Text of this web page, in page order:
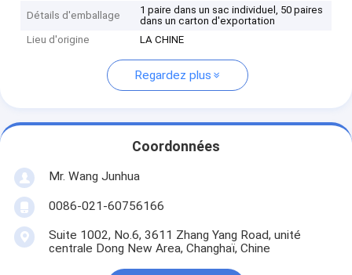
Détails d'emballage
1 paire dans un sac individuel, 50 paires
dans un carton d'exportation
Lieu d'origine
LA CHINE
Regardez plus
Coordonnées
Mr. Wang Junhua
0086-021-60756166
Suite 1002, No.6, 3611 Zhang Yang Road, unité
centrale Dong New Area, Changhaï, Chine